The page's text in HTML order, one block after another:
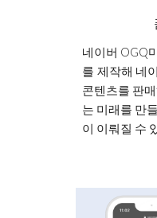
네이버 OGQ
를 제작해 네
콘텐츠를 판
는 미래를 만
이 이뤄질 수